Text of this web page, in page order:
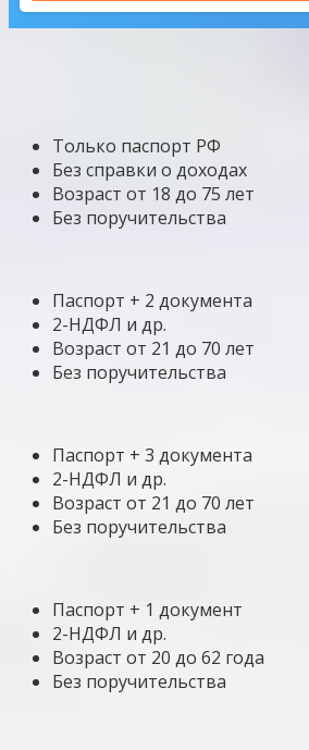
Только паспорт РФ
Без справки о доходах
Возраст от 18 до 75 лет
Без поручительства
Паспорт + 2 документа
2-НДФЛ и др.
Возраст от 21 до 70 лет
Без поручительства
Паспорт + 3 документа
2-НДФЛ и др.
Возраст от 21 до 70 лет
Без поручительства
Паспорт + 1 документ
2-НДФЛ и др.
Возраст от 20 до 62 года
Без поручительства